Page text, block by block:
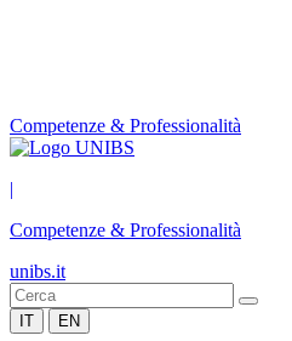
Competenze & Professionalità
|
Competenze & Professionalità
unibs.it
IT EN